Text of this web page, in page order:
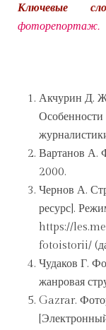
Ключевые
фоторепортаж.
Акчурин Д.
Вартанов А.
2000.
Чернов А.
ресурс].
https://
fotoistorii/
Чудаков Г.
жанровая
Gazrar.